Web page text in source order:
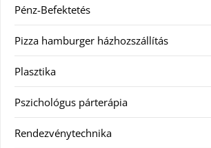
Pénz-Befektetés
Pizza hamburger házhozszállítás
Plasztika
Pszichológus párterápia
Rendezvénytechnika